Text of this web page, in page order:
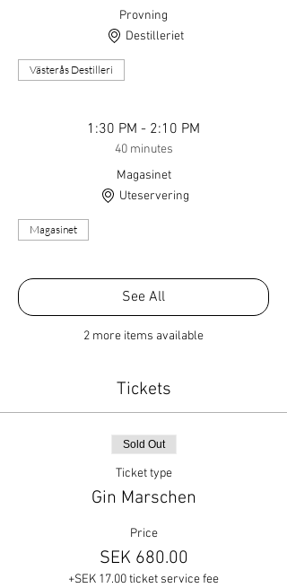
Provning
Destilleriet
Västerås Destilleri
1:30 PM - 2:10 PM
40 minutes
Magasinet
Uteservering
Magasinet
2 more items available
See All
Tickets
Sold Out
Ticket type
Gin Marschen
Price
SEK 680.00
+SEK 17.00 ticket service fee